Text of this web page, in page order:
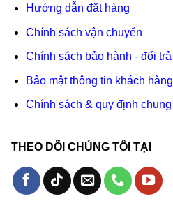
Hướng dẫn đặt hàng
Chính sách vận chuyển
Chính sách bảo hành - đổi trả
Bảo mật thông tin khách hàng
Chính sách & quy định chung
THEO DÕI CHÚNG TÔI TẠI